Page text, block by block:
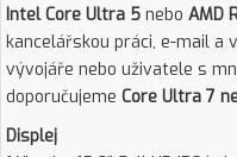
Intel Core Ultra 5 nebo AMD
kancelářskou práci, e-mail a
vývojáře nebo uživatele s
doporučujeme Core Ultra 7
Displej